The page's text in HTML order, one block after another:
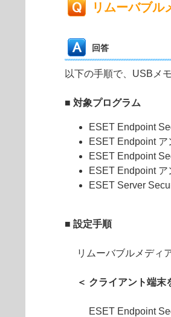
リムーバブル
回答
以下の手順で、USBメ
■ 対象プログラム
ESET Endpoint
ESET Endpoint ア
ESET Endpoint
ESET Endpoint
ESET Server
■ 設定手順
リムーバブルメディ
＜ クライアント端末
ESET Endpoint